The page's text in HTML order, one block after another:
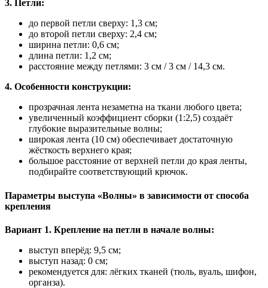
3. Петли:
до первой петли сверху: 1,3 см;
до второй петли сверху: 2,4 см;
ширина петли: 0,6 см;
длина петли: 1,2 см;
расстояние между петлями: 3 см / 3 см / 14,3 см.
4. Особенности конструкции:
прозрачная лента незаметна на ткани любого цвета;
увеличенный коэффициент сборки (1:2,5) создаёт
глубокие выразительные волны;
широкая лента (10 см) обеспечивает достаточную
жёсткость верхнего края;
большое расстояние от верхней петли до края ленты,
подбирайте соответствующий крючок.
Параметры выступа «Волны» в зависимости от способа
крепления
Вариант 1. Крепление на петли в начале волны:
выступ вперёд: 9,5 см;
выступ назад: 0 см;
рекомендуется для: лёгких тканей (тюль, вуаль, шифон,
органза).